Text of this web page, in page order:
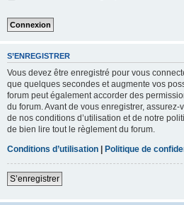
S’ENREGISTRER
Vous devez être enregistré pour vous
que quelques secondes et augmente vos
forum peut également accorder des
du forum. Avant de vous enregistrer, assurez-
de nos conditions d’utilisation et de notre
de bien lire tout le règlement du forum.
Conditions d’utilisation | Politique de
S’enregistrer